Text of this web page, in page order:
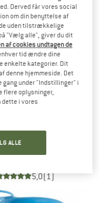
1L
Trio
5,0(1)
Derved får vores social
om din benyttelse af
uden tilstrækkelige
"Vælg alle", giver du dit
af cookies undtagen de
tid ændre dine
enkelte kategorier. Dit
denne hjemmeside. Det
under "Indstillinger" i
flere oplysninger,
i vores
ALLE